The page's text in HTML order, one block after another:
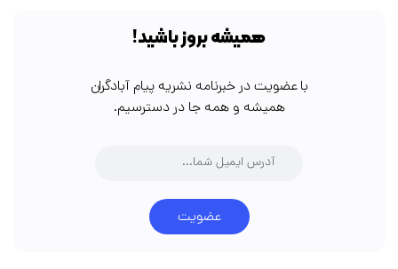
همیشه بروز باشید!
با عضویت در خبرنامه نشریه پیام آبادگران
همیشه و همه جا در دسترسیم.
عضویت